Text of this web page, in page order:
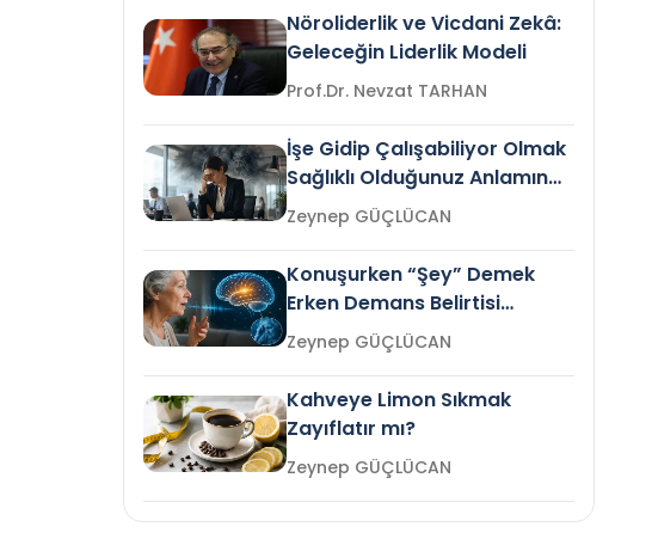
Nöroliderlik ve Vicdani Zekâ:
Geleceğin Liderlik Modeli
Prof.Dr. Nevzat TARHAN
İşe Gidip Çalışabiliyor Olmak
Sağlıklı Olduğunuz Anlamına
Gelir mi?Zeynep GÜÇLÜCAN
Konuşurken “Şey” Demek
Erken Demans Belirtisi
Olabilir mi?Zeynep GÜÇLÜCAN
Kahveye Limon Sıkmak
Zayıflatır mı?
Zeynep GÜÇLÜCAN